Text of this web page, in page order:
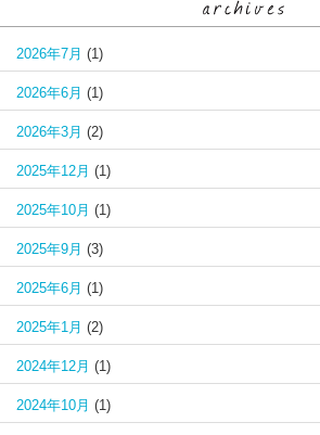
2026年7月 (1)
2026年6月 (1)
2026年3月 (2)
2025年12月 (1)
2025年10月 (1)
2025年9月 (3)
2025年6月 (1)
2025年1月 (2)
2024年12月 (1)
2024年10月 (1)